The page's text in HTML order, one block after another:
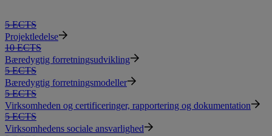
5 ECTS
Projektledelse
10 ECTS
Bæredygtig forretningsudvikling
5 ECTS
Bæredygtig forretningsmodeller
5 ECTS
Virksomheden og certificeringer, rapportering og dokumentation
5 ECTS
Virksomhedens sociale ansvarlighed